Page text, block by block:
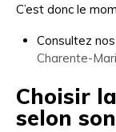
C’est donc le
Consultez nos
Charente-
Choisir
selon